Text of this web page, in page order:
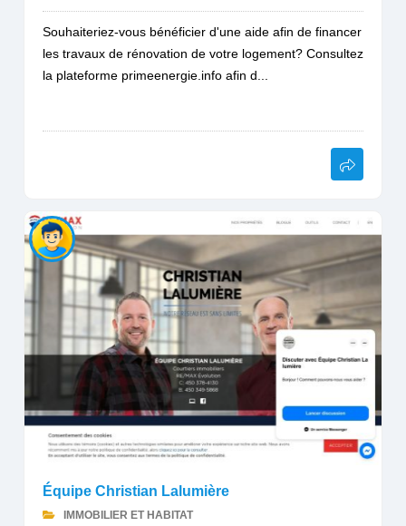
Souhaiteriez-vous bénéficier d'une aide afin de financer
les travaux de rénovation de votre logement? Consultez
la plateforme primeenergie.info afin d...
Équipe Christian Lalumière
IMMOBILIER ET HABITAT